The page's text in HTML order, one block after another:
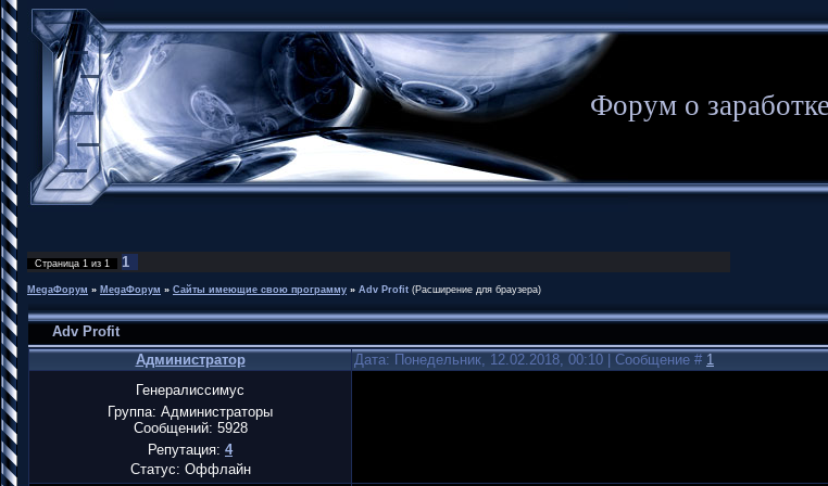
Форум о
Страница 1 из 1 1
MegaФорум » MegaФорум » Сайты имеющие свою программу » Adv Profit (Расширение для браузера)
Adv Profit
Администратор
Дата: Понедельник, 12.02.2018, 00:10 | Сообщение # 1
Генералиссимус
Группа: Администраторы
Сообщений: 5928
Репутация: 4
Статус: Оффлайн